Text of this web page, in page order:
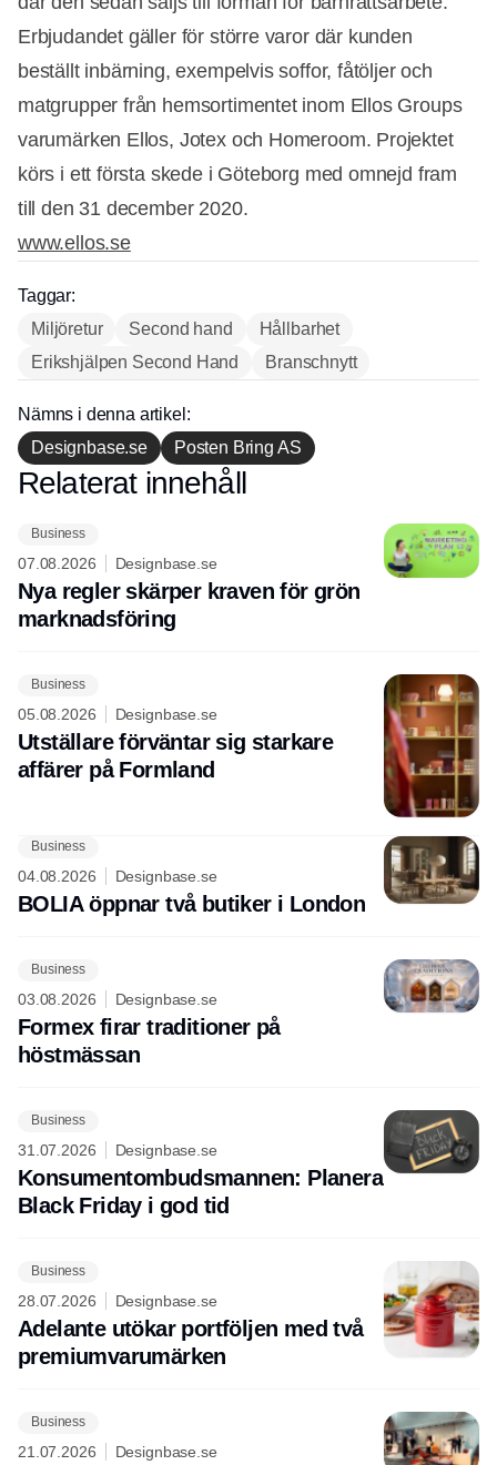
Erbjudandet gäller för större varor där kunden
beställt inbärning, exempelvis soffor, fåtöljer och
matgrupper från hemsortimentet inom Ellos Groups
varumärken Ellos, Jotex och Homeroom. Projektet
körs i ett första skede i Göteborg med omnejd fram
till den 31 december 2020.
www.ellos.se
Annons
Taggar:
Miljöretur
Second hand
Hållbarhet
Erikshjälpen Second Hand
Branschnytt
Nämns i denna artikel:
Designbase.se
Posten Bring AS
Annons
Relaterat innehåll
Business
07.08.2026 Designbase.se
Nya regler skärper kraven för grön
marknadsföring
Business
05.08.2026 Designbase.se
Utställare förväntar sig starkare
affärer på Formland
Business
04.08.2026 Designbase.se
BOLIA öppnar två butiker i London
Business
03.08.2026 Designbase.se
Formex firar traditioner på
höstmässan
Business
31.07.2026 Designbase.se
Konsumentombudsmannen: Planera
Black Friday i god tid
Business
28.07.2026 Designbase.se
Adelante utökar portföljen med två
premiumvarumärken
Business
21.07.2026 Designbase.se